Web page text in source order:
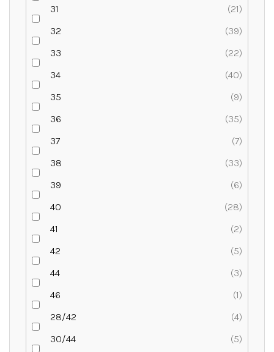
31
21
32
39
33
22
34
40
35
9
36
35
37
7
38
33
39
6
40
28
41
2
42
5
44
3
46
1
28/42
4
30/44
5